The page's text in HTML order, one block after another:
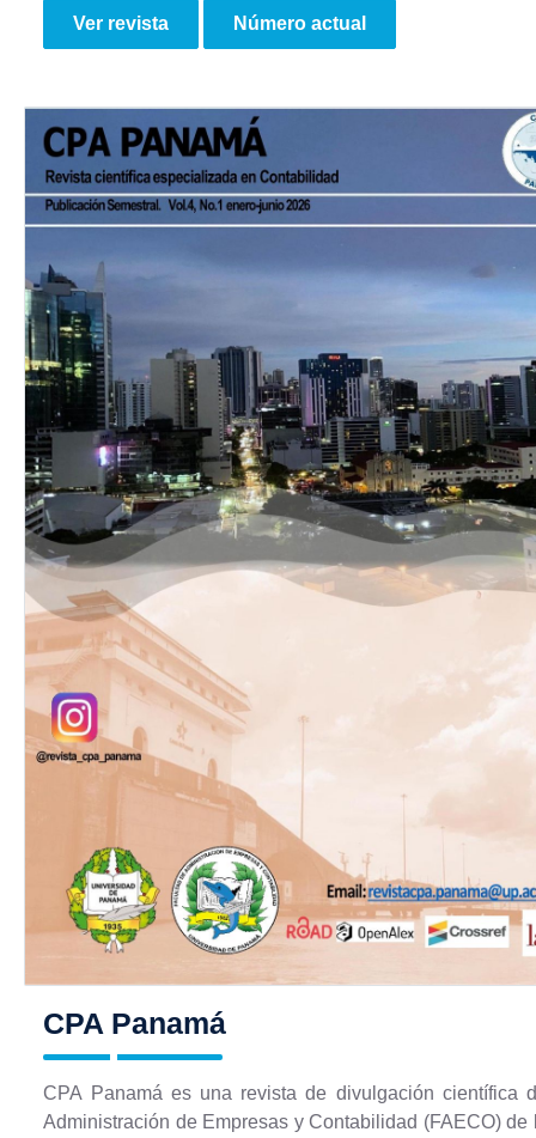
Ver revista Número actual
CPA Panamá
CPA Panamá es una revista de divulgación científica
Administración de Empresas y Contabilidad (FAECO)